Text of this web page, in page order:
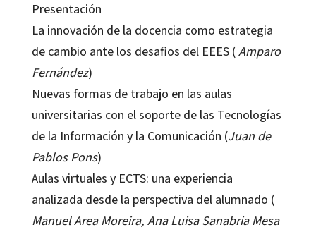
Presentación
La innovación de la docencia como estrategia
de cambio ante los desafios del EEES (Amparo
Fernández)
Nuevas formas de trabajo en las aulas
universitarias con el soporte de las Tecnologías
de la Información y la Comunicación (Juan de
Pablos Pons)
Aulas virtuales y ECTS: una experiencia
analizada desde la perspectiva del alumnado (
Manuel Area Moreira, Ana Luisa Sanabria Mesa